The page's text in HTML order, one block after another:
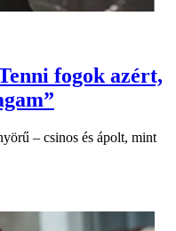
fogok azért,
– csinos és ápolt, mint